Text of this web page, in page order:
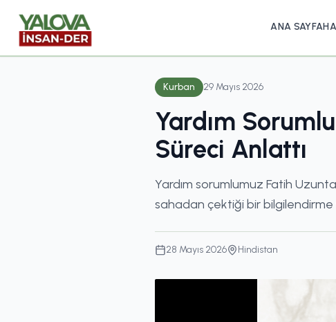
ANA SAYFA
Kurban 29 Mayıs 2026
Yardım
Süreci Anlattı
Yardım sorumlumuz Fatih
sahadan çektiği bir bilgilendirme
28 Mayıs 2026 Hindistan